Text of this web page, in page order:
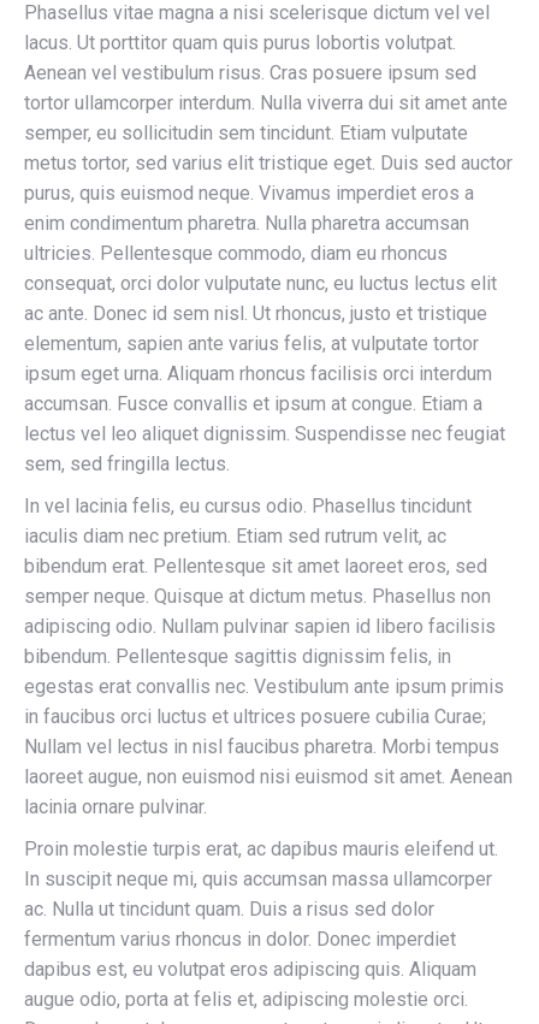
Phasellus vitae magna a nisi scelerisque dictum vel vel
lacus. Ut porttitor quam quis purus lobortis volutpat.
Aenean vel vestibulum risus. Cras posuere ipsum sed
tortor ullamcorper interdum. Nulla viverra dui sit amet ante
semper, eu sollicitudin sem tincidunt. Etiam vulputate
metus tortor, sed varius elit tristique eget. Duis sed auctor
purus, quis euismod neque. Vivamus imperdiet eros a
enim condimentum pharetra. Nulla pharetra accumsan
ultricies. Pellentesque commodo, diam eu rhoncus
consequat, orci dolor vulputate nunc, eu luctus lectus elit
ac ante. Donec id sem nisl. Ut rhoncus, justo et tristique
elementum, sapien ante varius felis, at vulputate tortor
ipsum eget urna. Aliquam rhoncus facilisis orci interdum
accumsan. Fusce convallis et ipsum at congue. Etiam a
lectus vel leo aliquet dignissim. Suspendisse nec feugiat
sem, sed fringilla lectus.
In vel lacinia felis, eu cursus odio. Phasellus tincidunt
iaculis diam nec pretium. Etiam sed rutrum velit, ac
bibendum erat. Pellentesque sit amet laoreet eros, sed
semper neque. Quisque at dictum metus. Phasellus non
adipiscing odio. Nullam pulvinar sapien id libero facilisis
bibendum. Pellentesque sagittis dignissim felis, in
egestas erat convallis nec. Vestibulum ante ipsum primis
in faucibus orci luctus et ultrices posuere cubilia Curae;
Nullam vel lectus in nisl faucibus pharetra. Morbi tempus
laoreet augue, non euismod nisi euismod sit amet. Aenean
lacinia ornare pulvinar.
Proin molestie turpis erat, ac dapibus mauris eleifend ut.
In suscipit neque mi, quis accumsan massa ullamcorper
ac. Nulla ut tincidunt quam. Duis a risus sed dolor
fermentum varius rhoncus in dolor. Donec imperdiet
dapibus est, eu volutpat eros adipiscing quis. Aliquam
augue odio, porta at felis et, adipiscing molestie orci.